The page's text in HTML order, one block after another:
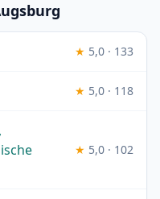
★ 5,0 · 133
★ 5,0 · 118
★ 5,0 · 102